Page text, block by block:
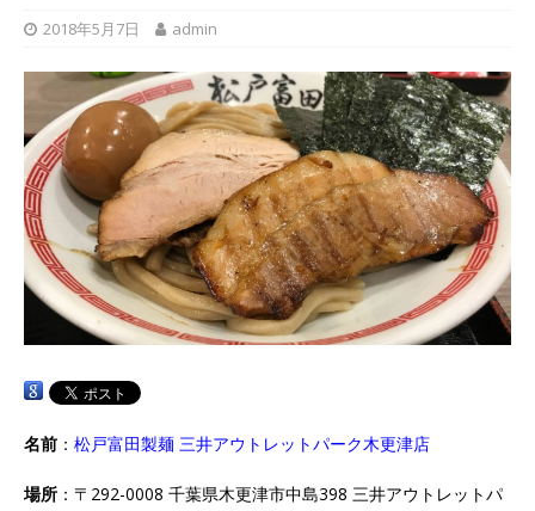
2018年5月7日 admin
名前 ： 松戸富田製麺 三井アウトレットパーク木更津店
場所 ：〒292-0008 千葉県木更津市中島398 三井アウトレットパ